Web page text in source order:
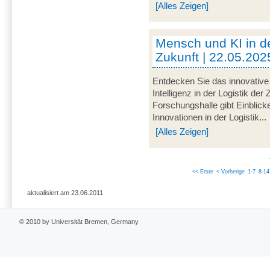
[Alles Zeigen]
Mensch und KI in
Zukunft |
Entdecken Sie das
Intelligenz in der Logistik der
Forschungshalle gibt
Innovationen in der Logistik...
[Alles Zeigen]
<< Erste < Vorherige 1-7 8-14
aktualisiert am 23.06.2011
© 2010 by Universität Bremen, Germany